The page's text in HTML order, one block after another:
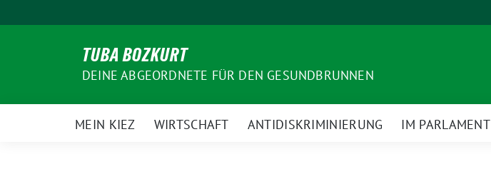
zum
TUBA BOZKURT
DEINE ABGEORDNETE FÜR DEN GESUNDBRUNNEN
MEIN KIEZ WIRTSCHAFT ANTIDISKRIMINIERUNG IM PARLAMENT